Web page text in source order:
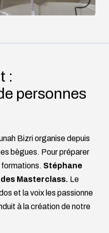
:
personnes
Bizri organise depuis
bègues. Pour préparer
formations. Stéphane
Masterclass. Le
et la voix les passionne
à la création de notre